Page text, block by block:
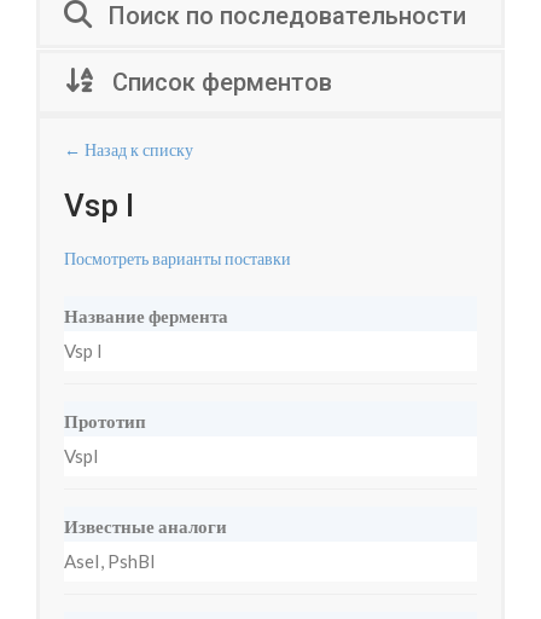
Поиск по последовательности
Список ферментов
← Назад к списку
Vsp I
Посмотреть варианты поставки
Название фермента
Vsp I
Прототип
VspI
Известные аналоги
AseI, PshBI